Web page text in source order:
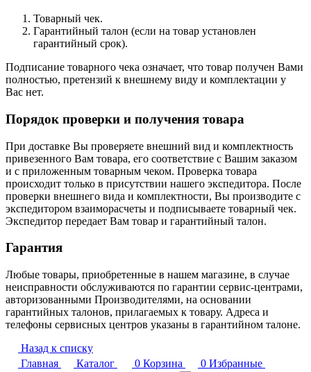
Товарный чек.
Гарантийный талон (если на товар установлен
гарантийный срок).
Подписание товарного чека означает, что товар получен Вами
полностью, претензий к внешнему виду и комплектации у
Вас нет.
Порядок проверки и получения товара
При доставке Вы проверяете внешний вид и комплектность
привезенного Вам товара, его соответствие с Вашим заказом
и с приложенным товарным чеком. Проверка товара
происходит только в присутствии нашего экспедитора. После
проверки внешнего вида и комплектности, Вы производите с
экспедитором взаиморасчеты и подписываете товарный чек.
Экспедитор передает Вам товар и гарантийный талон.
Гарантия
Любые товары, приобретенные в нашем магазине, в случае
неисправности обслуживаются по гарантии сервис-центрами,
авторизованными Производителями, на основании
гарантийных талонов, прилагаемых к товару. Адреса и
телефоны сервисных центров указаны в гарантийном талоне.
Назад к списку
Главная
Каталог 0 Корзина 0 Избранные